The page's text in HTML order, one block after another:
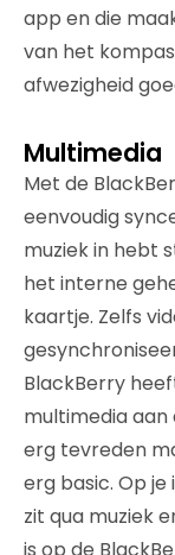
app en die
van het
afwezigheid
Multimedia
Met de
eenvoudig
muziek in hebt
het interne
kaartje. Zelfs
BlackBerry
multimedia aan
erg tevreden
erg basic. Op je
zit qua muziek
is op de